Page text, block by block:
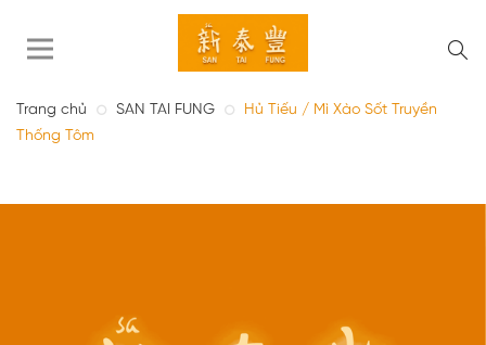
Trang chủ SAN TAI FUNG
Hủ Tiếu / Mì Xào Sốt Truyền
Thống Tôm